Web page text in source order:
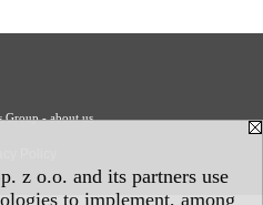
z o.o. and its partners use
to implement, among
Group - about us